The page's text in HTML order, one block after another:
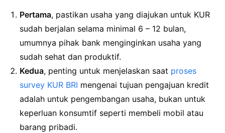
Pertama, pastikan usaha yang diajukan untuk KUR
sudah berjalan selama minimal 6 – 12 bulan,
umumnya pihak bank menginginkan usaha yang
sudah sehat dan produktif.
Kedua, penting untuk menjelaskan saat proses
survey KUR BRI mengenai tujuan pengajuan kredit
adalah untuk pengembangan usaha, bukan untuk
keperluan konsumtif seperti membeli mobil atau
barang pribadi.